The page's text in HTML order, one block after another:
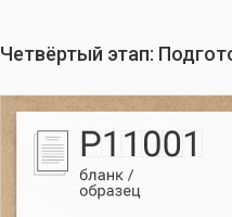
Четвёртый этап: